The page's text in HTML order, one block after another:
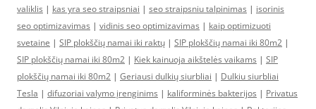
valiklis | kas yra seo straipsniai | seo straipsniu talpinimas | isorinis
seo optimizavimas | vidinis seo optimizavimas | kaip optimizuoti
svetaine | SIP plokščių namai iki raktų | SIP plokščių namai iki 80m2 |
SIP plokščių namai iki 80m2 | Kiek kainuoja aikštelės vaikams | SIP
plokščių namai iki 80m2 | Geriausi dulkių siurbliai | Dulkiu siurbliai
Tesla | difuzoriai valymo įrenginims | kaliforminės bakterijos | Privatus